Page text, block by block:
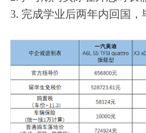
3. 完成学业后两年内回国，